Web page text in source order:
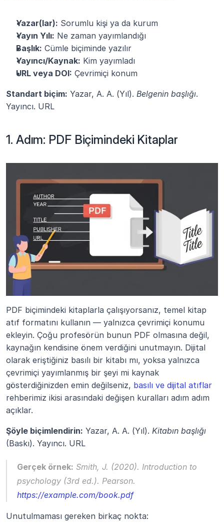
Yazar(lar): Sorumlu kişi ya da kurum
Yayın Yılı: Ne zaman yayımlandığı
Başlık: Cümle biçiminde yazılır
Yayıncı/Kaynak: Kim yayımladı
URL veya DOI: Çevrimiçi konum
Standart biçim: Yazar, A. A. (Yıl). Belgenin başlığı.
Yayıncı. URL
1. Adım: PDF Biçimindeki Kitaplar
PDF biçimindeki kitaplarla çalışıyorsanız, temel kitap
atıf formatını kullanın — yalnızca çevrimiçi konumu
ekleyin. Çoğu profesörün bunun PDF olmasına değil,
kaynağın kendisine önem verdiğini unutmayın. Dijital
olarak eriştiğiniz basılı bir kitabı mı, yoksa yalnızca
çevrimiçi yayımlanmış bir şeyi mi kaynak
gösterdiğinizden emin değilseniz, basılı ve dijital atıflar
rehberimiz ikisi arasındaki değişen kuralları adım adım
açıklar.
Şöyle biçimlendirin: Yazar, A. A. (Yıl). Kitabın başlığı
(Baskı). Yayıncı. URL
Gerçek örnek: Smith, J. (2020). Introduction to
psychology
https://example.com/book.pdf
Unutulmaması gereken birkaç nokta: